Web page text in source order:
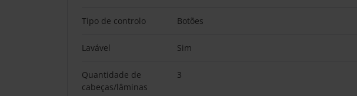
Tipo de controlo Botões
Lavável Sim
Quantidade de
cabeças/lâminas
3